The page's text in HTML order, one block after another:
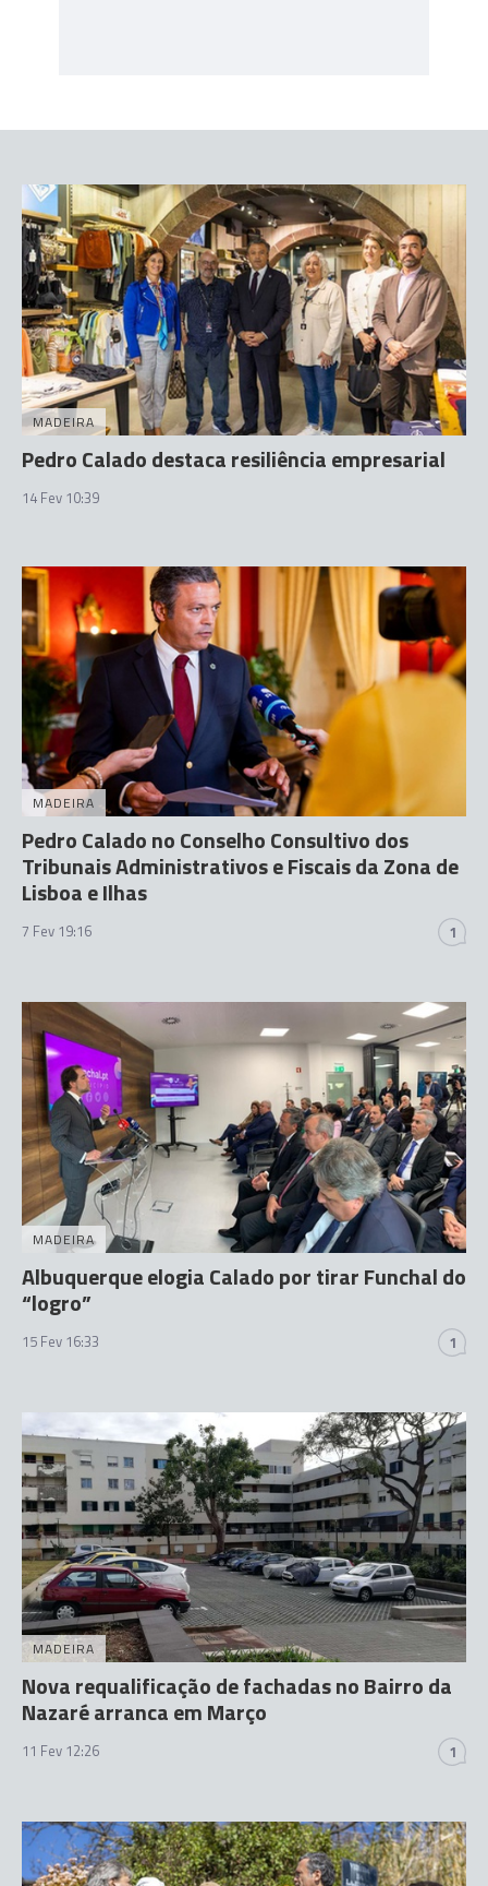
MADEIRA
Pedro Calado destaca resiliência empresarial
14 Fev 10:39
MADEIRA
Pedro Calado no Conselho Consultivo dos
Tribunais Administrativos e Fiscais da Zona de
Lisboa e Ilhas
7 Fev 19:16 1
MADEIRA
Albuquerque elogia Calado por tirar Funchal do
“logro”
15 Fev 16:33 1
MADEIRA
Nova requalificação de fachadas no Bairro da
Nazaré arranca em Março
11 Fev 12:26 1